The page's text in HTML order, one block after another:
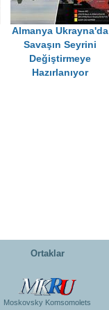
Almanya Ukrayna'da
Savaşın Seyrini
Değiştirmeye
Hazırlanıyor
Ortaklar
Moskovsky Komsomolets